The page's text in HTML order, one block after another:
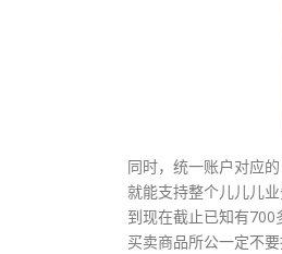
同时，统一账户对应
就能支持整个儿儿儿
到现在截止已知有700
买卖商品所公一定不